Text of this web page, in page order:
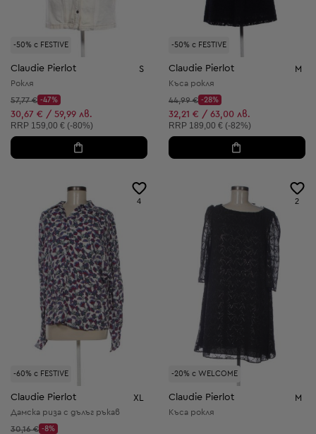
-50% с FESTIVE
Claudie Pierlot S
Рокля
Начална цена:
57,77 €
Discount Price:
-47%
Намалена цена:
30,67 € / 59,99 лв.
Препоръчителна цена:
RRP 159,00 € (-80%)
-50% с FESTIVE
Claudie Pierlot M
Къса рокля
Начална цена:
44,99 €
Discount Price:
-28%
Намалена цена:
32,21 € / 63,00 лв.
Препоръчителна цена:
RRP 189,00 € (-82%)
-60% с FESTIVE
4
Claudie Pierlot XL
Дамска риза с дълъг ръкав
Начална цена:
30,16 € -8%
-20% с WELCOME
2
Claudie Pierlot M
Къса рокля